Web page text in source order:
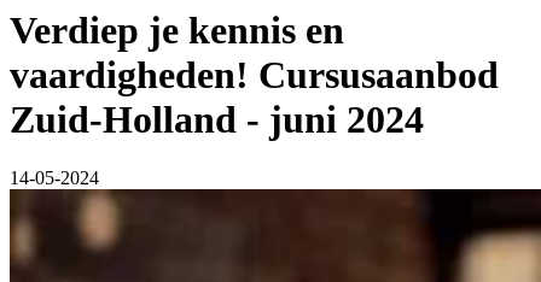
Verdiep je kennis en
vaardigheden! Cursusaanbod
Zuid-Holland - juni 2024
14-05-2024